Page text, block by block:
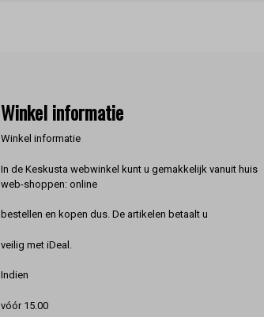
Winkel informatie
Winkel informatie
In de Keskusta webwinkel kunt u gemakkelijk vanuit huis
web-shoppen: online
bestellen en kopen dus. De artikelen betaalt u
veilig met iDeal.
Indien
vóór 15.00